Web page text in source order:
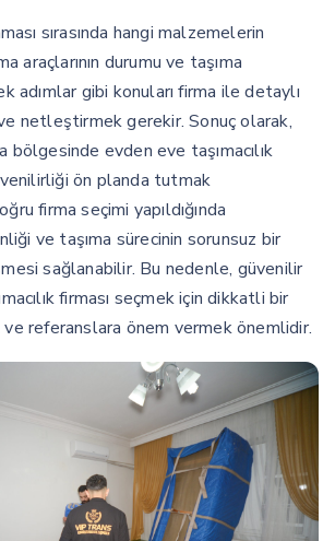
sırasında hangi malzemelerin
araçlarının durumu ve taşıma
adımlar gibi konuları firma ile detaylı
netleştirmek gerekir. Sonuç olarak,
bölgesinde evden eve taşımacılık
ön planda tutmak
firma seçimi yapıldığında
ve taşıma sürecinin sorunsuz bir
sağlanabilir. Bu nedenle, güvenilir
firması seçmek için dikkatli bir
ve referanslara önem vermek önemlidir.